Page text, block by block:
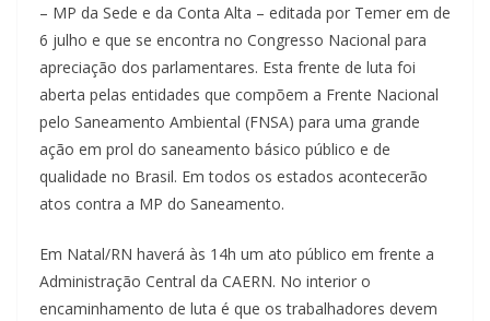
– MP da Sede e da Conta Alta – editada por Temer em de
6 julho e que se encontra no Congresso Nacional para
apreciação dos parlamentares. Esta frente de luta foi
aberta pelas entidades que compõem a Frente Nacional
pelo Saneamento Ambiental (FNSA) para uma grande
ação em prol do saneamento básico público e de
qualidade no Brasil. Em todos os estados acontecerão
atos contra a MP do Saneamento.
Em Natal/RN haverá às 14h um ato público em frente a
Administração Central da CAERN. No interior o
encaminhamento de luta é que os trabalhadores devem